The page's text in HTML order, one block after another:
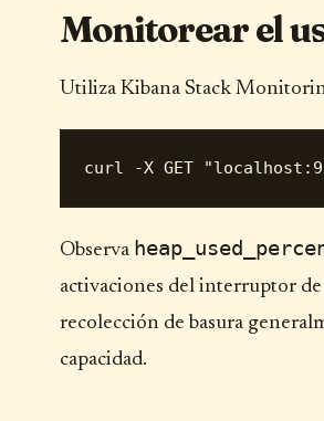
Monitorear el
Utiliza Kibana Stack
Observa
activaciones del interruptor
recolección de basura
capacidad.